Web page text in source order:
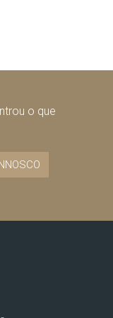
o que